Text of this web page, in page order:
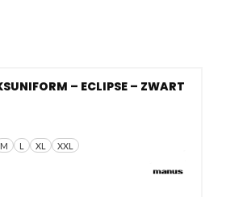
M L XL XXL
– ECLIPSE – ZWART